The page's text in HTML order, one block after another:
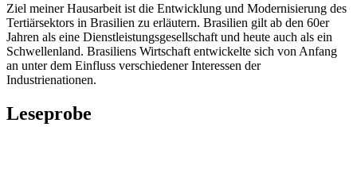
Ziel meiner Hausarbeit ist die Entwicklung und Modernisierung des
Tertiärsektors in Brasilien zu erläutern. Brasilien gilt ab den 60er
Jahren als eine Dienstleistungsgesellschaft und heute auch als ein
Schwellenland. Brasiliens Wirtschaft entwickelte sich von Anfang
an unter dem Einfluss verschiedener Interessen der
Industrienationen.
Leseprobe